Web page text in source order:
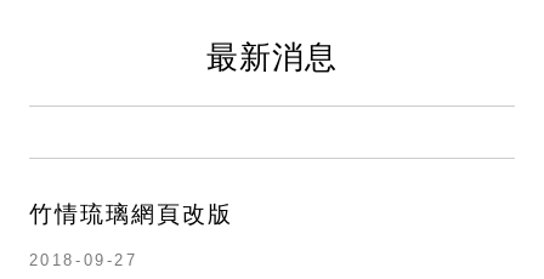
最新消息
竹情琉璃網頁改版
2018-09-27